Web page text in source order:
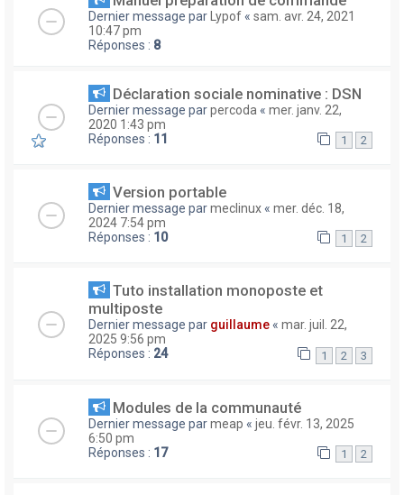
Dernier message par Lypof « sam. avr. 24, 2021
10:47 pm
Réponses : 8
Déclaration sociale nominative : DSN
Dernier message parpercoda « mer. janv. 22,
2020 1:43 pm
Réponses : 11 1 2
Version portable
Dernier message parmeclinux « mer. déc. 18,
2024 7:54 pm
Réponses : 10 1 2
Tuto installation monoposte et
multiposte
Dernier message par guillaume « mar. juil. 22,
2025 9:56 pm
Réponses : 24 1 2 3
Modules de la communauté
Dernier message parmeap « jeu. févr. 13, 2025
6:50 pm
Réponses : 17 1 2